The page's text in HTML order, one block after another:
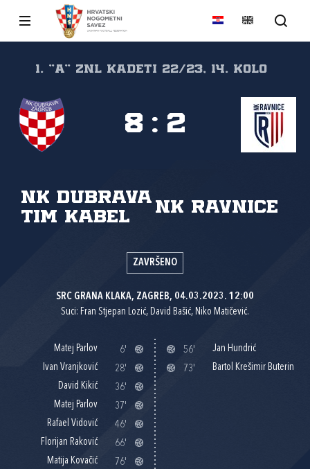
1. "A" ZNL KADETI 22/23, 14. kolo
NK Dubrava
Tim Kabel
NK Ravnice
8 : 2
ZAVRŠENO
SRC GRANA KLAKA, ZAGREB, 04.03.2023. 12:00
Suci: Fran Stjepan Lozić, David Bašić, Niko Matičević.
Matej Parlov
6'
Ivan Vranjković
28'
David Kikić
36'
Matej Parlov
37'
Rafael Vidović
46'
Florijan Raković
66'
Matija Kovačić
76'
56'
Jan Hundrić
73'
Bartol Krešimir Buterin